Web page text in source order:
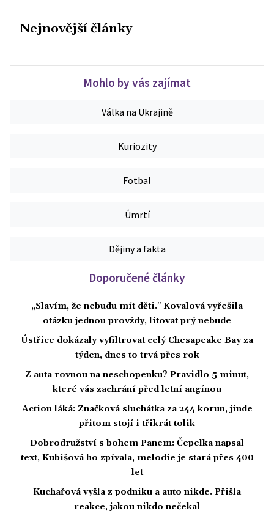
Nejnovější články
Mohlo by vás zajímat
Válka na Ukrajině
Kuriozity
Fotbal
Úmrtí
Dějiny a fakta
Doporučené články
„Slavím, že nebudu mít děti." Kovalová vyřešila
otázku jednou provždy, litovat prý nebude
Ústřice dokázaly vyfiltrovat celý Chesapeake Bay za
týden, dnes to trvá přes rok
Z auta rovnou na neschopenku? Pravidlo 5 minut,
které vás zachrání před letní angínou
Action láká: Značková sluchátka za 244 korun, jinde
přitom stojí i třikrát tolik
Dobrodružství s bohem Panem: Čepelka napsal
text, Kubišová ho zpívala, melodie je stará přes 400
let
Kuchařová vyšla z podniku a auto nikde. Přišla
reakce, jakou nikdo nečekal